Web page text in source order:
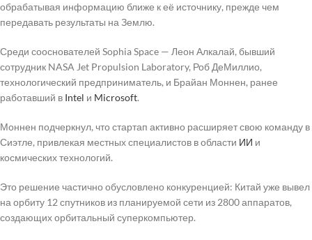
обрабатывая информацию ближе к её источнику, прежде чем
передавать результаты на Землю.
Среди сооснователей Sophia Space — Леон Алкалай, бывший
сотрудник NASA Jet Propulsion Laboratory, Роб ДеМиллио,
технологический предприниматель, и Брайан Моннен, ранее
работавший в Intel и Microsoft.
Моннен подчеркнул, что стартап активно расширяет свою команду в
Сиэтле, привлекая местных специалистов в области ИИ и
космических технологий.
Это решение частично обусловлено конкуренцией: Китай уже вывел
на орбиту 12 спутников из планируемой сети из 2800 аппаратов,
создающих орбитальный суперкомпьютер.